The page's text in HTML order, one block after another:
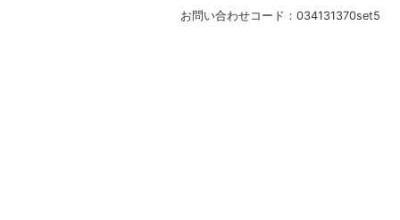
お問い合わせコード： 034131370set5